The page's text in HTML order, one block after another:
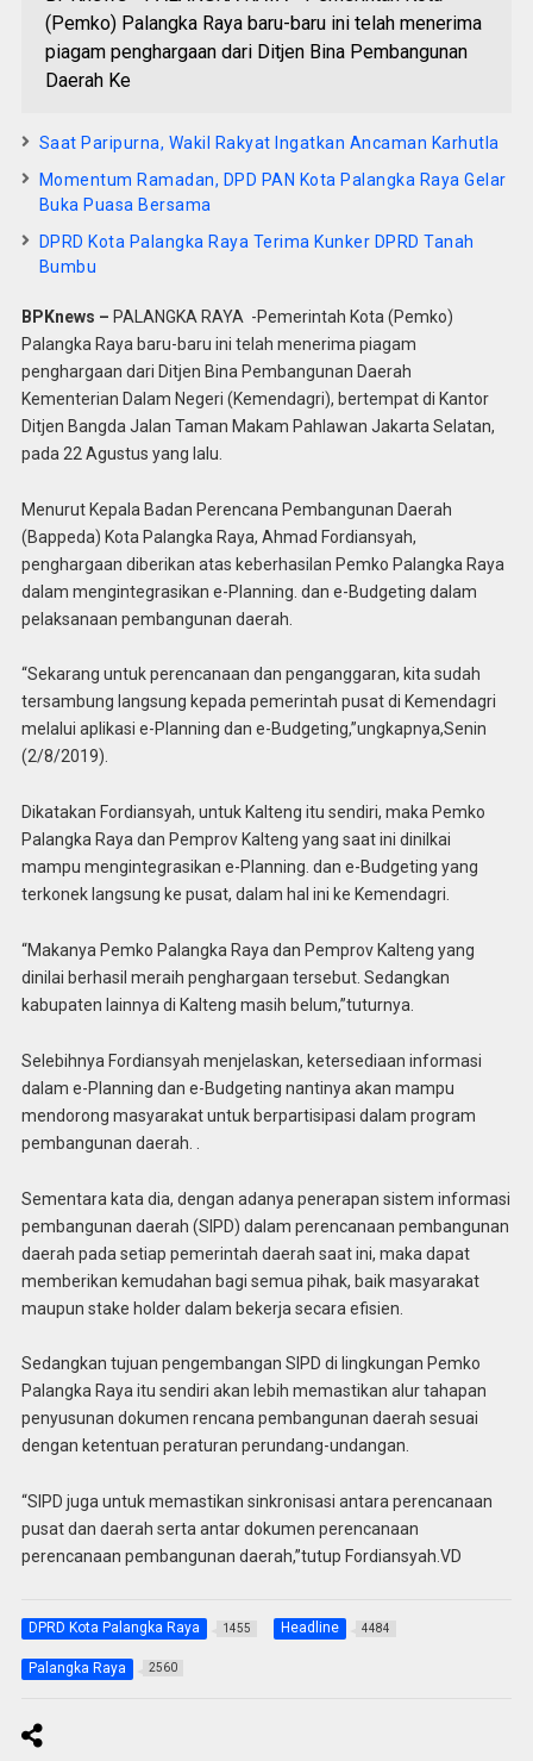
(Pemko) Palangka Raya baru-baru ini telah menerima
piagam penghargaan dari Ditjen Bina Pembangunan
Daerah Ke
Saat Paripurna, Wakil Rakyat Ingatkan Ancaman Karhutla
Momentum Ramadan, DPD PAN Kota Palangka Raya Gelar
Buka Puasa Bersama
DPRD Kota Palangka Raya Terima Kunker DPRD Tanah
Bumbu
BPKnews – PALANGKA RAYA -Pemerintah Kota (Pemko)
Palangka Raya baru-baru ini telah menerima piagam
penghargaan dari Ditjen Bina Pembangunan Daerah
Kementerian Dalam Negeri (Kemendagri), bertempat di Kantor
Ditjen Bangda Jalan Taman Makam Pahlawan Jakarta Selatan,
pada 22 Agustus yang lalu.
Menurut Kepala Badan Perencana Pembangunan Daerah
(Bappeda) Kota Palangka Raya, Ahmad Fordiansyah,
penghargaan diberikan atas keberhasilan Pemko Palangka Raya
dalam mengintegrasikan e-Planning. dan e-Budgeting dalam
pelaksanaan pembangunan daerah.
“Sekarang untuk perencanaan dan penganggaran, kita sudah
tersambung langsung kepada pemerintah pusat di Kemendagri
melalui aplikasi e-Planning dan e-Budgeting,”ungkapnya,Senin
(2/8/2019).
Dikatakan Fordiansyah, untuk Kalteng itu sendiri, maka Pemko
Palangka Raya dan Pemprov Kalteng yang saat ini dinilkai
mampu mengintegrasikan e-Planning. dan e-Budgeting yang
terkonek langsung ke pusat, dalam hal ini ke Kemendagri.
“Makanya Pemko Palangka Raya dan Pemprov Kalteng yang
dinilai berhasil meraih penghargaan tersebut. Sedangkan
kabupaten lainnya di Kalteng masih belum,”tuturnya.
Selebihnya Fordiansyah menjelaskan, ketersediaan informasi
dalam e-Planning dan e-Budgeting nantinya akan mampu
mendorong masyarakat untuk berpartisipasi dalam program
pembangunan daerah. .
Sementara kata dia, dengan adanya penerapan sistem informasi
pembangunan daerah (SIPD) dalam perencanaan pembangunan
daerah pada setiap pemerintah daerah saat ini, maka dapat
memberikan kemudahan bagi semua pihak, baik masyarakat
maupun stake holder dalam bekerja secara efisien.
Sedangkan tujuan pengembangan SIPD di lingkungan Pemko
Palangka Raya itu sendiri akan lebih memastikan alur tahapan
penyusunan dokumen rencana pembangunan daerah sesuai
dengan ketentuan peraturan perundang-undangan.
“SIPD juga untuk memastikan sinkronisasi antara perencanaan
pusat dan daerah serta antar dokumen perencanaan
perencanaan pembangunan daerah,”tutup Fordiansyah.VD
DPRD Kota Palangka Raya 1455 Headline 4484
Palangka Raya 2560